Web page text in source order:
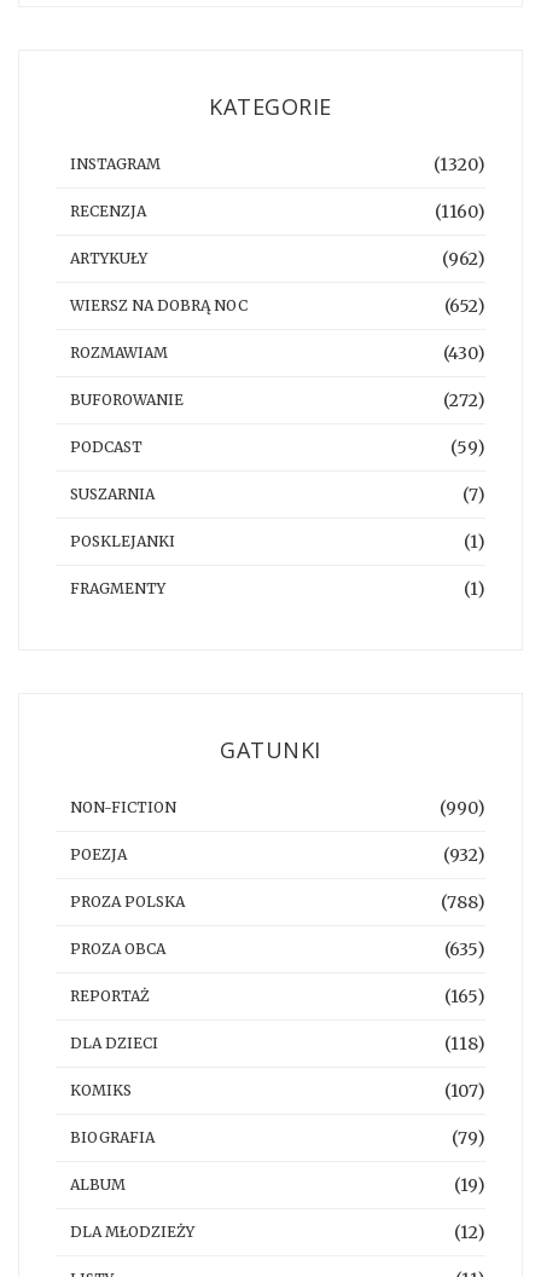
KATEGORIE
INSTAGRAM (1320)
RECENZJA (1160)
ARTYKUŁY (962)
WIERSZ NA DOBRĄ NOC (652)
ROZMAWIAM (430)
BUFOROWANIE (272)
PODCAST (59)
SUSZARNIA (7)
POSKLEJANKI (1)
FRAGMENTY (1)
GATUNKI
NON-FICTION (990)
POEZJA (932)
PROZA POLSKA (788)
PROZA OBCA (635)
REPORTAŻ (165)
DLA DZIECI (118)
KOMIKS (107)
BIOGRAFIA (79)
ALBUM (19)
DLA MŁODZIEŻY (12)